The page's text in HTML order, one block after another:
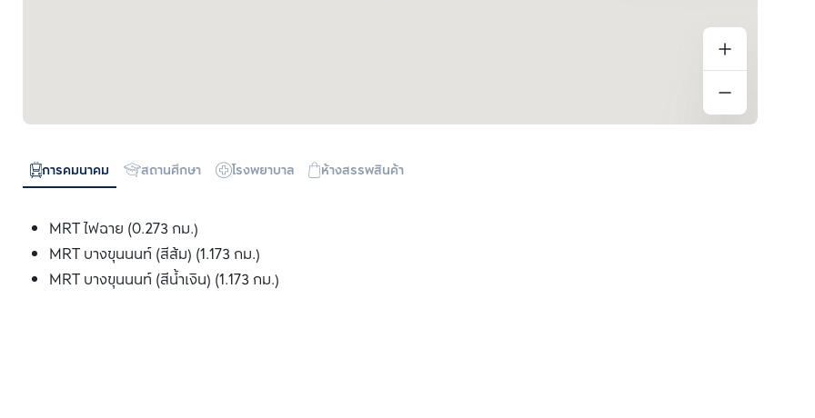
การคมนาคม สถานศึกษา โรงพยาบาล ห้างสรรพสินค้า
MRT ไฟฉาย (0.273 กม.)
MRT บางขุนนนท์ (สีส้ม) (1.173 กม.)
MRT บางขุนนนท์ (สีน้ำเงิน) (1.173 กม.)